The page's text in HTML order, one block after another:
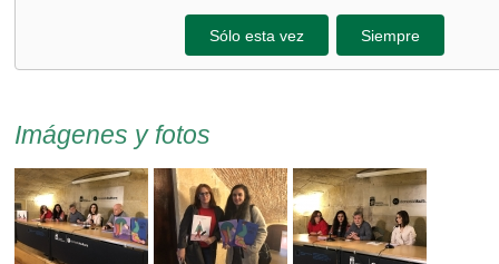
Sólo esta vez Siempre
Imágenes y fotos